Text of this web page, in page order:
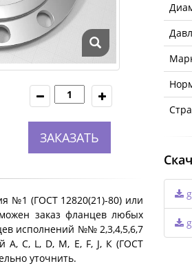
ЗАКАЗАТЬ
№1 (ГОСТ 12820(21)-80) или
заказ фланцев любых
исполнений №№ 2,3,4,5,6,7
A, C, L, D, M, E, F, J, К (ГОСТ
уточнить.